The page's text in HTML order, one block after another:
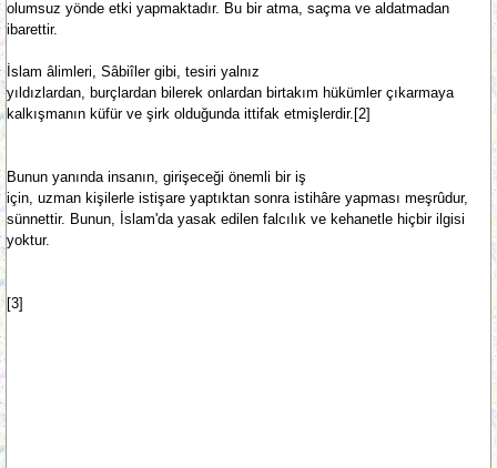
olumsuz yönde etki yapmaktadır. Bu bir atma, saçma ve aldatmadan
ibarettir.
İslam âlimleri, Sâbiîler gibi, tesiri yalnız
yıldızlardan, burçlardan bilerek onlardan birtakım hükümler çıkarmaya
kalkışmanın küfür ve şirk olduğunda ittifak etmişlerdir.[2]
Bunun yanında insanın, girişeceği önemli bir iş
için, uzman kişilerle istişare yaptıktan sonra istihâre yapması meşrûdur,
sünnettir. Bunun, İslam'da yasak edilen falcılık ve kehanetle hiçbir ilgisi
yoktur.
[3]